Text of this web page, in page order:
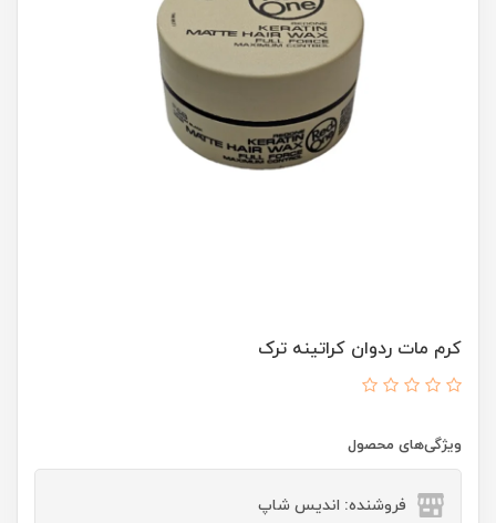
کرم مات ردوان کراتینه ترک
ویژگی‌های محصول
فروشنده: اندیس شاپ